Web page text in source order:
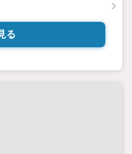
る